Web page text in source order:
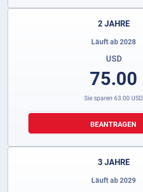
2 JAHRE
Läuft ab 2028
USD
75.00
Sie sparen 63.00 USD
BEANTRAGEN
3 JAHRE
Läuft ab 2029